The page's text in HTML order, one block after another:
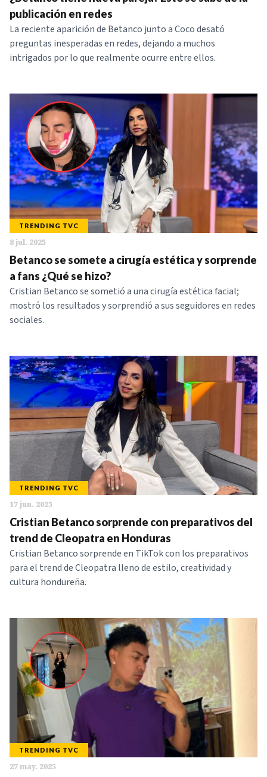
SERIES
publicación en redes
La reciente aparición de Betanco junto a Coco desató
preguntas inesperadas en redes, dejando a muchos
intrigados por lo que realmente ocurre entre ellos.
TRENDING TVC
8 jul. 2025
Betanco se somete a cirugía estética y sorprende
a fans ¿Qué se hizo?
Cristian Betanco se sometió a una cirugía estética facial;
mostró los resultados y sorprendió a sus seguidores en redes
sociales.
TRENDING TVC
17 jun. 2025
Cristian Betanco sorprende con preparativos del
trend de Cleopatra en Honduras
Cristian Betanco sorprende en TikTok con los preparativos
para el trend de Cleopatra lleno de estilo, creatividad y
cultura hondureña.
TRENDING TVC
27 may. 2025